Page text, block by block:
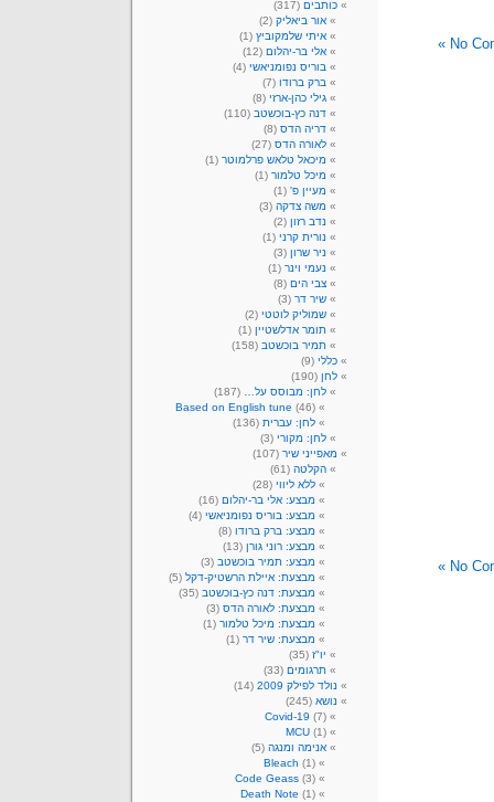
No
No
כותבים (317)
אור ביאליק (2)
איתי שלמקוביץ (1)
אלי בר-יהלום (12)
בוריס נפומניאשי (4)
ברק ברודו (7)
גילי כהן-ארזי (8)
דנה כץ-בוכשטב (110)
דריה הדס (8)
לאורה הדס (27)
מיכאל טלאש פרלמוטר (1)
מיכל טלמור (1)
מעיין פ' (1)
משה צדקה (3)
נדב רזון (2)
נורית קרני (1)
ניר שרון (3)
נעמי וינר (1)
צבי הים (8)
שיר דר (3)
שמוליק לוטטי (2)
תומר אדלשטיין (1)
תמיר בוכשטב (158)
כללי (9)
לחן (190)
לחן: מבוסס על…
(187)
Based on English tune (46)
לחן: עברית (136)
לחן: מקורי (3)
מאפייני שיר (107)
הקלטה (61)
ללא ליווי (28)
מבצע: אלי בר-יהלום (16)
מבצע: בוריס נפומניאשי (4)
מבצע: ברק ברודו (8)
מבצע: רוני גורן (13)
מבצע: תמיר בוכשטב (3)
מבצעת: איילת הרשטיק-דקל (5)
מבצעת: דנה כץ-בוכשטב (35)
מבצעת: לאורה הדס (3)
מבצעת: מיכל טלמור (1)
מבצעת: שיר דר (1)
יו"ז (35)
תרגומים (33)
נולד לפילק 2009
(14)
נושא (245)
Covid-19 (7)
MCU (1)
אנימה ומנגה (5)
Bleach (1)
Code Geass (3)
Death Note (1)